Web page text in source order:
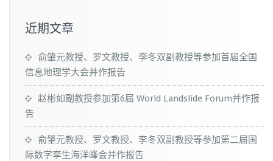
近期文章
俞肇元教授、罗文教授、李冬双副教授等参加首届全国
信息地理学大会并作报告
赵彬如副教授参加第6届 World Landslide Forum并作报
告
俞肇元教授、罗文教授、李冬双副教授等参加第二届国
际数字孪生海洋峰会并作报告